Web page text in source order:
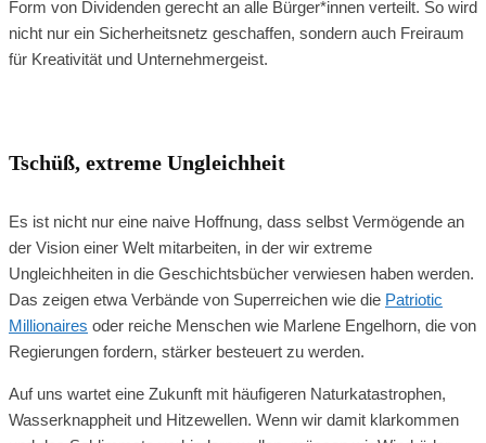
Form von Dividenden gerecht an alle Bürger*innen verteilt. So wird
nicht nur ein Sicherheitsnetz geschaffen, sondern auch Freiraum
für Kreativität und Unternehmergeist.
Tschüß, extreme Ungleichheit
Es ist nicht nur eine naive Hoffnung, dass selbst Vermögende an
der Vision einer Welt mitarbeiten, in der wir extreme
Ungleichheiten in die Geschichtsbücher verwiesen haben werden.
Das zeigen etwa Verbände von Superreichen wie die Patriotic
Millionaires oder reiche Menschen wie Marlene Engelhorn, die von
Regierungen fordern, stärker besteuert zu werden.
Auf uns wartet eine Zukunft mit häufigeren Naturkatastrophen,
Wasserknappheit und Hitzewellen. Wenn wir damit klarkommen